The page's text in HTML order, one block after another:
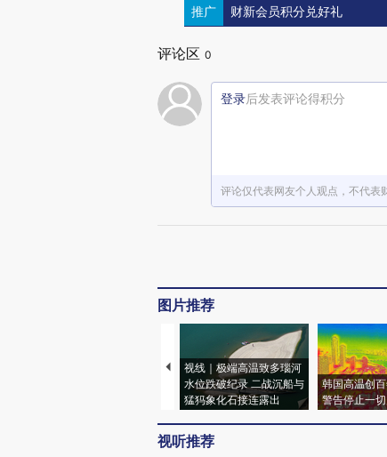
推广 财新会员积分兑好礼
评论区 0
登录后发表评论得积分
评论仅代表网友个人观点，不代表
图片推荐
视线｜极端高温致多瑙河
水位跌破纪录 二战沉船与
猛犸象化石接连露出
韩国高温创
警告停止一
视听推荐